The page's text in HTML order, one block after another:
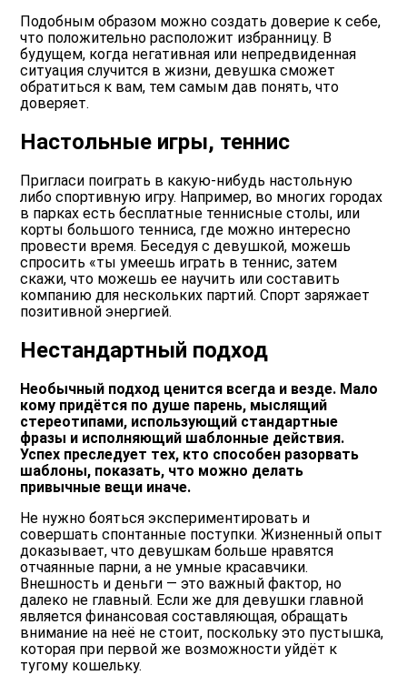
Подобным образом можно создать доверие к себе,
что положительно расположит избранницу. В
будущем, когда негативная или непредвиденная
ситуация случится в жизни, девушка сможет
обратиться к вам, тем самым дав понять, что
доверяет.
Настольные игры, теннис
Пригласи поиграть в какую-нибудь настольную
либо спортивную игру. Например, во многих городах
в парках есть бесплатные теннисные столы, или
корты большого тенниса, где можно интересно
провести время. Беседуя с девушкой, можешь
спросить «ты умеешь играть в теннис, затем
скажи, что можешь ее научить или составить
компанию для нескольких партий. Спорт заряжает
позитивной энергией.
Нестандартный подход
Необычный подход ценится всегда и везде. Мало
кому придётся по душе парень, мыслящий
стереотипами, использующий стандартные
фразы и исполняющий шаблонные действия.
Успех преследует тех, кто способен разорвать
шаблоны, показать, что можно делать
привычные вещи иначе.
Не нужно бояться экспериментировать и
совершать спонтанные поступки. Жизненный опыт
доказывает, что девушкам больше нравятся
отчаянные парни, а не умные красавчики.
Внешность и деньги — это важный фактор, но
далеко не главный. Если же для девушки главной
является финансовая составляющая, обращать
внимание на неё не стоит, поскольку это пустышка,
которая при первой же возможности уйдёт к
тугому кошельку.